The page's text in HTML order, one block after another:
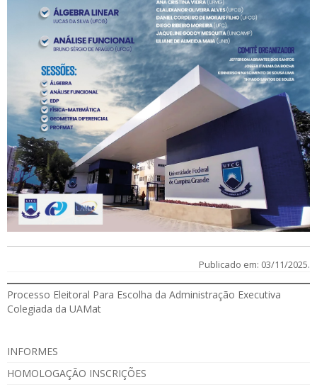
Publicado em: 03/11/2025.
Processo Eleitoral Para Escolha da Administração Executiva
Colegiada da UAMat
INFORMES
HOMOLOGAÇÃO INSCRIÇÕES